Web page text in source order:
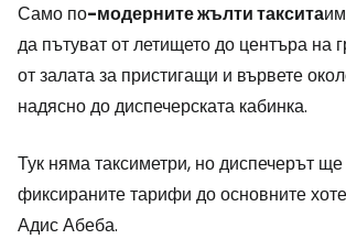
Само по-модерните жълти таксита
да пътуват от летището до центъра на
от залата за пристигащи и вървете
надясно до диспечерската кабинка.
Тук няма таксиметри, но диспечерът
фиксираните тарифи до основните
Адис Абеба.